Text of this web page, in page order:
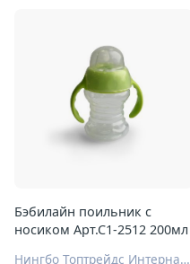
Бэбилайн поильник с
носиком Арт.С1-2512 200мл
Нингбо Топтрейдс Интернационал Ко Лтд